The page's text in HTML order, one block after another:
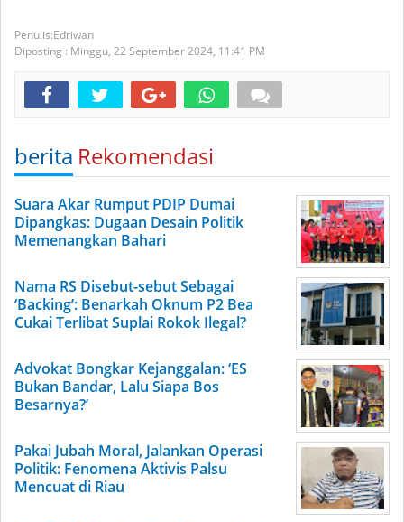
Edriwan
Diposting : Minggu, 22 September 2024, 11:41 PM
berita Rekomendasi
Suara Akar Rumput PDIP Dumai
Dipangkas: Dugaan Desain Politik
Memenangkan Bahari
Nama RS Disebut-sebut Sebagai
‘Backing’: Benarkah Oknum P2 Bea
Cukai Terlibat Suplai Rokok Ilegal?
Advokat Bongkar Kejanggalan: ‘ES
Bukan Bandar, Lalu Siapa Bos
Besarnya?’
Pakai Jubah Moral, Jalankan Operasi
Politik: Fenomena Aktivis Palsu
Mencuat di Riau